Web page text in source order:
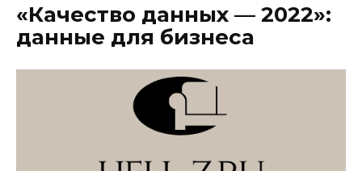
«Качество данных — 2022»:
данные для бизнеса